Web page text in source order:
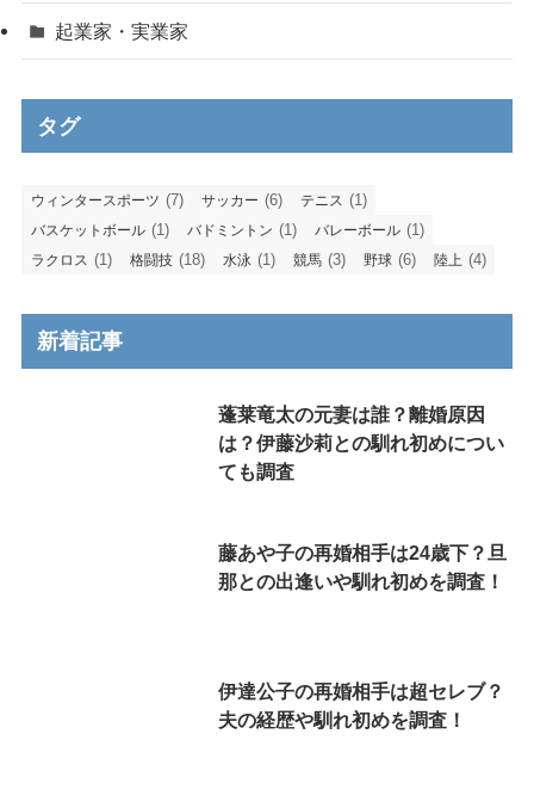
起業家・実業家
タグ
ウィンタースポーツ (7) サッカー (6) テニス (1)
バスケットボール (1) バドミントン (1) バレーボール (1)
ラクロス (1) 格闘技 (18) 水泳 (1) 競馬 (3) 野球 (6) 陸上 (4)
新着記事
蓬莱竜太の元妻は誰？離婚原因
は？伊藤沙莉との馴れ初めについ
ても調査
藤あや子の再婚相手は24歳下？旦
那との出逢いや馴れ初めを調査！
伊達公子の再婚相手は超セレブ？
夫の経歴や馴れ初めを調査！